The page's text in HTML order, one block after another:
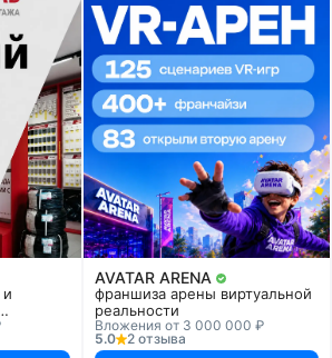
AVATAR ARENA
франшиза арены виртуальной
реальности
Вложения от 3 000 000 ₽
5.0
2 отзыва